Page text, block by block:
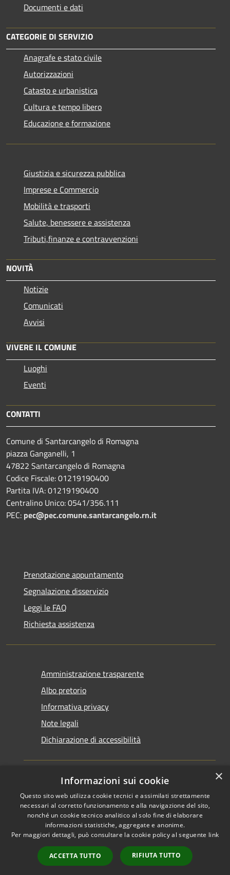
Documenti e dati
CATEGORIE DI SERVIZIO
Anagrafe e stato civile
Autorizzazioni
Catasto e urbanistica
Cultura e tempo libero
Educazione e formazione
Giustizia e sicurezza pubblica
Imprese e Commercio
Mobilità e trasporti
Salute, benessere e assistenza
Tributi,finanze e contravvenzioni
NOVITÀ
Notizie
Comunicati
Avvisi
VIVERE IL COMUNE
Luoghi
Eventi
CONTATTI
Comune di Santarcangelo di Romagna
piazza Ganganelli, 1
47822 Santarcangelo di Romagna
Codice Fiscale: 01219190400
Partita IVA: 01219190400
Centralino Unico: 0541/356.111
PEC: pec@pec.comune.santarcangelo.rn.it
Prenotazione appuntamento
Segnalazione disservizio
Leggi le FAQ
Richiesta assistenza
Amministrazione trasparente
Albo pretorio
Informativa privacy
Note legali
Dichiarazione di accessibilità
RSS
Accessibilità
Cookie
Mappa del sito
Copyright © 2026 • Comune di
Santarcangelo di Romagna •
Powered byMunicipium
Accesso redazione
×
Informazioni sui cookie
Questo sito web utilizza cookie tecnici e assimilati strettamente
necessari al corretto funzionamento e alla navigazione del sito,
nonché un cookie tecnico analitico al solo fine di elaborare
informazioni statistiche, aggregate e anonime.
Per maggiori dettagli, può consultare la cookie policy al seguente link
ACCETTA TUTTO RIFIUTA TUTTO